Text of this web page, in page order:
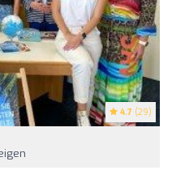
4.7 (29)